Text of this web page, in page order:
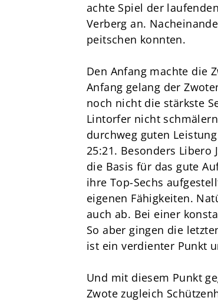
achte Spiel der
Verberg an.
peitschen konnten.
Den Anfang machte die
Anfang gelang der
noch nicht die stärkste
Lintorfer nicht
durchweg guten
25:21. Besonders
die Basis für das gute
ihre Top-Sechs
eigenen Fähigkeiten.
auch ab. Bei einer
So aber gingen die
ist ein verdienter Punkt
Und mit diesem Punkt
Zwote zugleich